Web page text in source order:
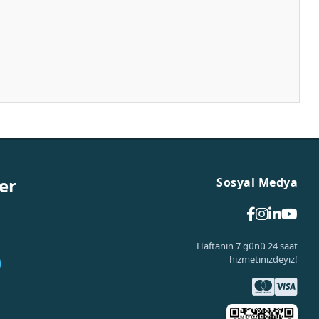
Sosyal Medya
Haftanın 7 günü 24 saat
hizmetinizdeyiz!